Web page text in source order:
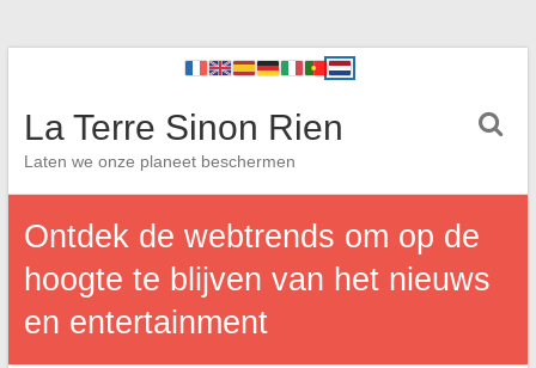
La Terre Sinon Rien
Laten we onze planeet beschermen
Ontdek de webtrends om op de
hoogte te blijven van het nieuws
en entertainment